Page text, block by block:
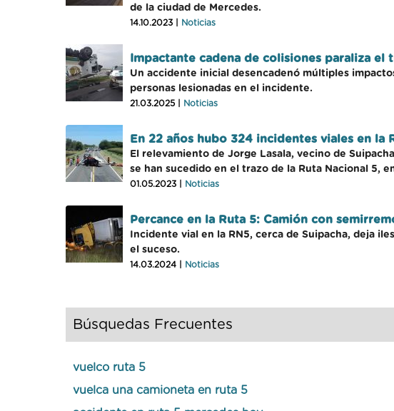
de la ciudad de Mercedes.
14.10.2023 | Noticias
Impactante cadena de colisiones paraliza el
Un accidente inicial desencadenó múltiples
personas lesionadas en el incidente.
21.03.2025 | Noticias
En 22 años hubo 324 incidentes viales en la
El relevamiento de Jorge Lasala, vecino de
se han sucedido en el trazo de la Ruta Nacional 5,
01.05.2023 | Noticias
Percance en la Ruta 5: Camión con
Incidente vial en la RN5, cerca de Suipacha, deja
el suceso.
14.03.2024 | Noticias
Búsquedas Frecuentes
vuelco ruta 5
vuelca una camioneta en ruta 5